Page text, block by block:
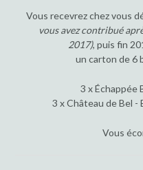
Vous recevrez chez vous
vous avez contribué
2017), puis fin
un carton de 6
3 x Échappée
3 x Château de Bel -
Vous